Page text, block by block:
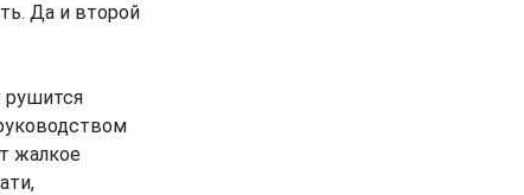
Да и второй
рушится
жалкое